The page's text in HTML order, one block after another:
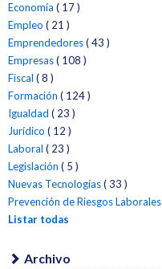
Economía ( 17 )
Empleo ( 21 )
Emprendedores( 43 )
Empresas( 108 )
Fiscal ( 8 )
Formación ( 124 )
Igualdad ( 23 )
Jurídico ( 12 )
Laboral ( 23 )
Legislación ( 5 )
Nuevas Tecnologías( 33 )
Prevención de Riesgos Laborales
Listar todas
Archivo